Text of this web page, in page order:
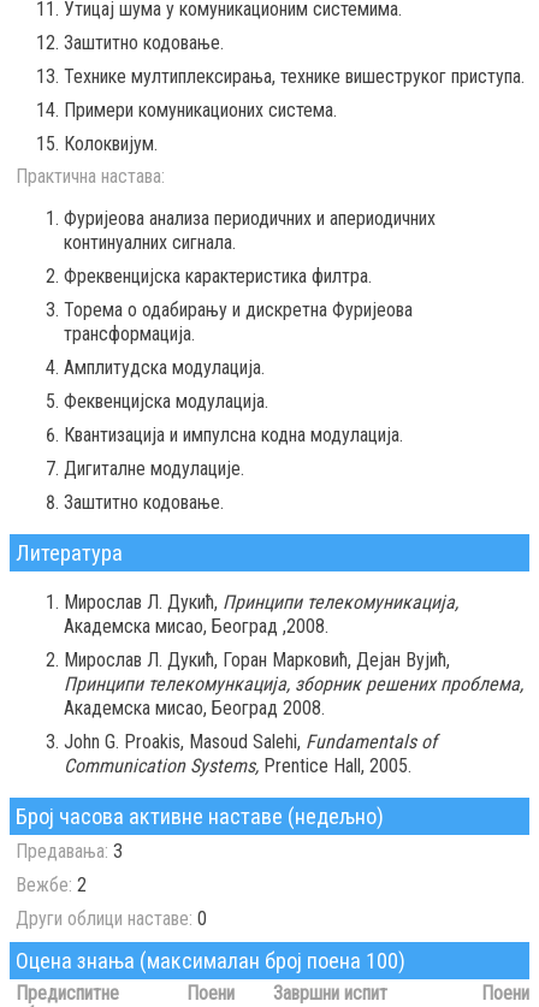
Утицај шума у комуникационим системима.
Заштитно кодовање.
Технике мултиплексирања, технике вишеструког приступа.
Примери комуникационих система.
Колоквијум.
Практична настава:
Фуријеова анализа периодичних и апериодичних
континуалних сигнала.
Фреквенцијска карактеристика филтра.
Торема о одабирању и дискретна Фуријеова
трансформација.
Амплитудска модулација.
Феквенцијска модулација.
Квантизација и импулсна кодна модулација.
Дигиталне модулације.
Заштитно кодовање.
Литература
Мирослав Л. Дукић, Принципи телекомуникација,
Академска мисао, Београд ,2008.
Мирослав Л. Дукић, Горан Марковић, Дејан Вујић,
Принципи телекомункација, зборник решених проблема,
Академска мисао, Београд 2008.
John G. Proakis, Masoud Salehi, Fundamentals of
Communication Systems, Prentice Hall, 2005.
Број часова активне наставе (недељно)
Предавања: 3
Вежбе: 2
Други облици наставе: 0
Оцена знања (максималан број поена 100)
Предиспитне
Поени Завршни испит
Поени